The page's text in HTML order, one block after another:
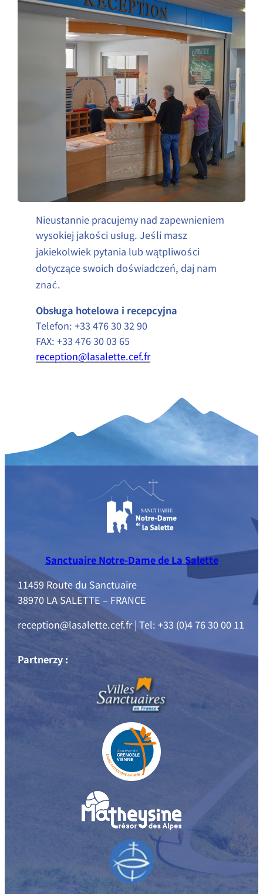
Nieustannie pracujemy nad zapewnieniem
wysokiej jakości usług. Jeśli masz
jakiekolwiek pytania lub wątpliwości
dotyczące swoich doświadczeń, daj nam
znać.
Obsługa hotelowa i recepcyjna
Telefon: +33 476 30 32 90
FAX: +33 476 30 03 65
reception@lasalette.cef.fr
Sanctuaire Notre-Dame de La Salette
11459 Route du Sanctuaire
38970 LA SALETTE – FRANCE
reception@lasalette.cef.fr | Tel: +33 (0)4 76 30 00 11
Partnerzy :